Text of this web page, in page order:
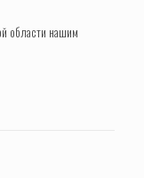
области нашим